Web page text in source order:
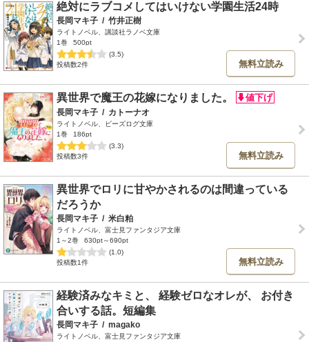
絶対にラブコメしてはいけない学園生活24時
長岡マキ子 / 竹井正樹
ライトノベル、講談社ラノベ文庫
1巻
500pt
(3.5)
投稿数2件
無料立読み
異世界で魔王の花嫁になりました。
長岡マキ子 / カトーナオ
ライトノベル、ビーズログ文庫
1巻
186pt
(3.3)
投稿数3件
無料立読み
異世界でロリに甘やかされるのは間違っている
だろうか
長岡マキ子 / 米白粕
ライトノベル、富士見ファンタジア文庫
1～2巻
630pt～690pt
(1.0)
投稿数1件
無料立読み
経験済みなキミと、 経験ゼロなオレが、 お付き
合いする話。短編集
長岡マキ子 / magako
ライトノベル、富士見ファンタジア文庫